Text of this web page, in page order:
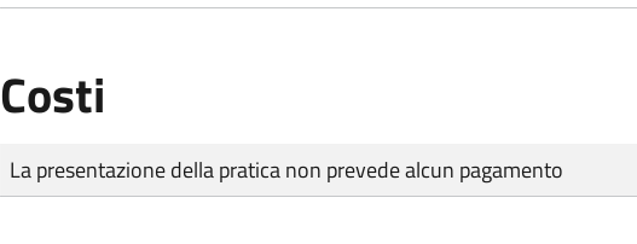
Costi
Tipo di pagamento
Importo
La presentazione della pratica non prevede alcun pagamento